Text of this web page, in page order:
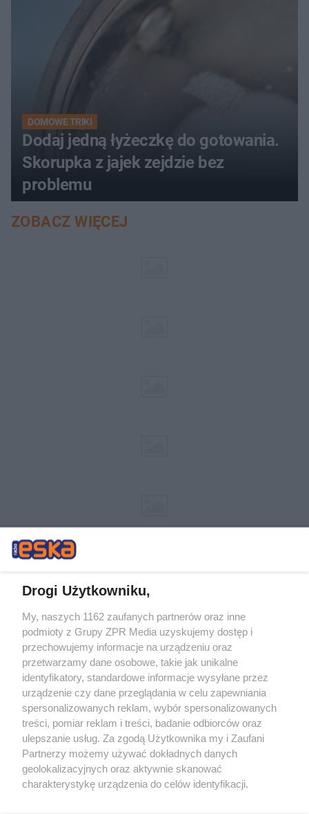
DOMOWE TRIKI
Dodaj jedną łyżeczkę do gotowania.
Skorupka z jajek zejdzie bez
problemu
ZOBACZ WIĘCEJ
Żaden utwór zamieszczony w serwisie nie może być powielany i
rozpowszechniany lub dalej rozpowszechniany w jakikolwiek sposób (w
tym także elektroniczny lub mechaniczny) na jakimkolwiek polu
eksploatacji w jakiejkolwiek formie, włącznie z umieszczaniem w
Internecie bez pisemnej zgody właściciela praw. Jakiekolwiek użycie lub
wykorzystanie utworów w całości lub w części z naruszeniem prawa,
tzn. bez właściwej zgody, jest zabronione pod groźbą kary i może być
ścigane prawnie.
Drogi Użytkowniku,
My, naszych 1162 zaufanych partnerów oraz inne
podmioty z Grupy ZPR Media uzyskujemy dostęp i
przechowujemy informacje na urządzeniu oraz
przetwarzamy dane osobowe, takie jak unikalne
identyfikatory, standardowe informacje wysyłane przez
urządzenie czy dane przeglądania w celu zapewniania
spersonalizowanych reklam, wybór spersonalizowanych
treści, pomiar reklam i treści, badanie odbiorców oraz
ulepszanie usług. Za zgodą Użytkownika my i Zaufani
Partnerzy możemy używać dokładnych danych
geolokalizacyjnych oraz aktywnie skanować
charakterystykę urządzenia do celów identyfikacji.